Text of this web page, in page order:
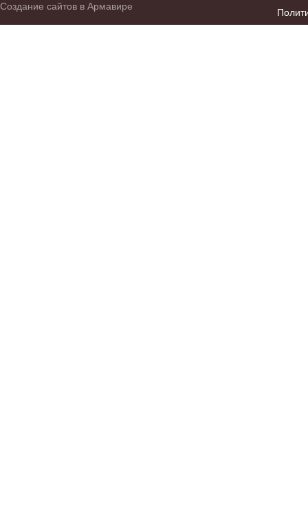
Создание сайтов в Армавире